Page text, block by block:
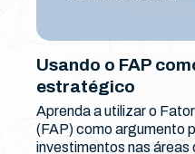
Usando o FAP
estratégico
Aprenda a utilizar o
(FAP) como argumento
investimentos nas áreas